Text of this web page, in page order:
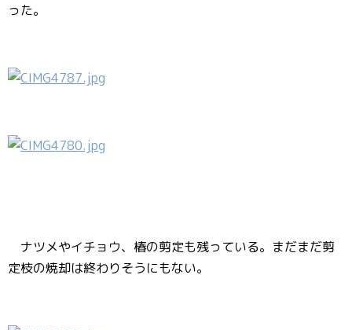
った。
ナツメやイチョウ、椿の剪定も残っている。まだまだ剪
定枝の焼却は終わりそうにもない。